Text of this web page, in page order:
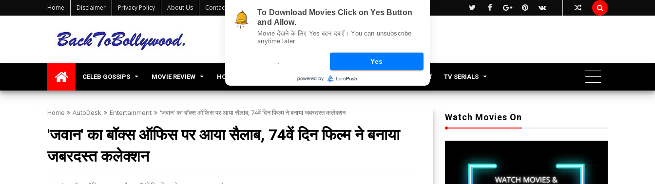
Home Disclaimer Privacy Policy About Us Contact Us Sitemap 
CELEB GOSSIPS MOVIE REVIEW HOLLYWOOD UPDATES LIFESTYLE OFFBEAT TV SERIALS
Home AutoDesk Entertainment 'जवान' का बॉक्स ऑफिस पर आया सैलाब, 74वें दिन फिल्म ने बनाया जबरदस्त कलेक्शन
'जवान' का बॉक्स ऑफिस पर आया सैलाब, 74वें दिन फिल्म ने बनाया
जबरदस्त कलेक्शन
Watch Movies On
To Download Movies Click on Yes Button
and Allow.
Movie देखने के लिए Yes बटन दबाएँ। You can unsubscribe
anytime later.
Yes